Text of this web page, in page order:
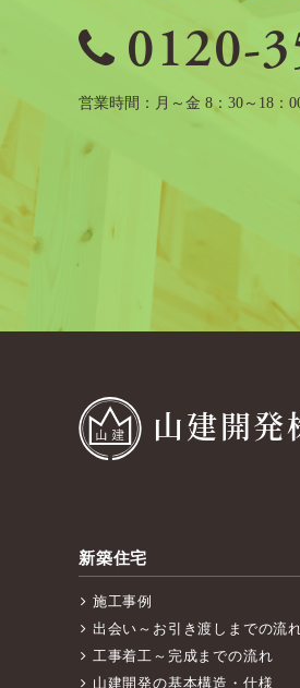
0120-
営業時間 月～金 8：30～18：
山建開発
新築住宅
施工事例
出会い～お引き渡しまでの流
工事着工～完成までの流れ
山建開発の基本構造・仕様